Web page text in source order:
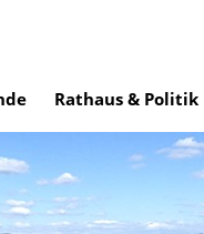
Rathaus & Politik